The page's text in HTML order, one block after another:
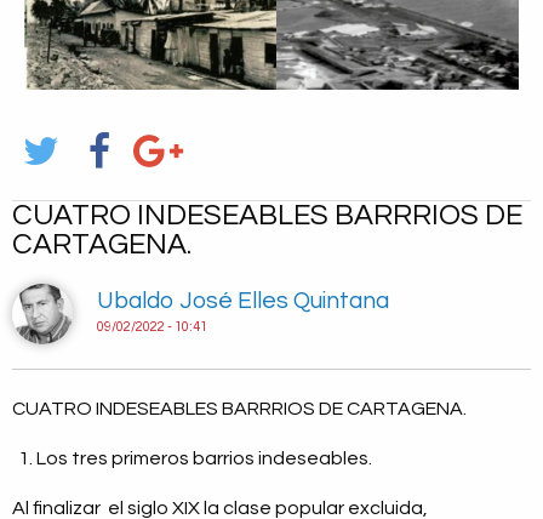
CUATRO INDESEABLES BARRRIOS DE
CARTAGENA.
Ubaldo José Elles Quintana
09/02/2022 - 10:41
CUATRO INDESEABLES BARRRIOS DE CARTAGENA.
Los tres primeros barrios indeseables.
Al finalizar el siglo XIX la clase popular excluida,